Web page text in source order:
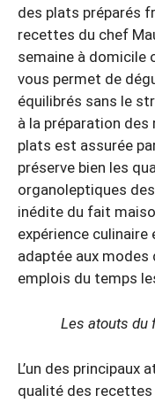
des plats préparés
recettes du chef
semaine à domicile
vous permet de
équilibrés sans le
à la préparation des
plats est assurée
préserve bien les
organoleptiques
inédite du fait
expérience
adaptée aux modes
emplois du temps
Les atouts du
L’un des principaux
qualité des recettes